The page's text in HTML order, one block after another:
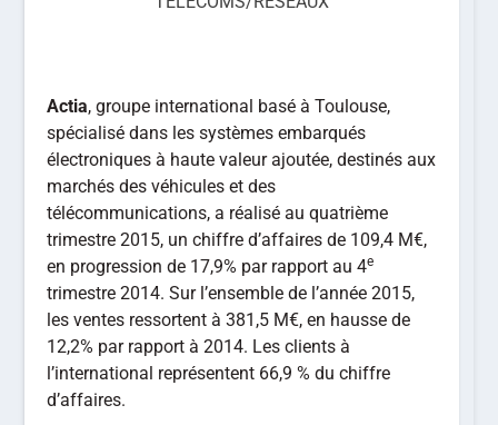
Actia, groupe international basé à Toulouse,
spécialisé dans les systèmes embarqués
électroniques à haute valeur ajoutée, destinés aux
marchés des véhicules et des
télécommunications, a réalisé au quatrième
trimestre 2015, un chiffre d’affaires de 109,4 M€,
en progression de 17,9% par rapport au 4e
trimestre 2014. Sur l’ensemble de l’année 2015,
les ventes ressortent à 381,5 M€, en hausse de
12,2% par rapport à 2014. Les clients à
l’international représentent 66,9 % du chiffre
d’affaires.